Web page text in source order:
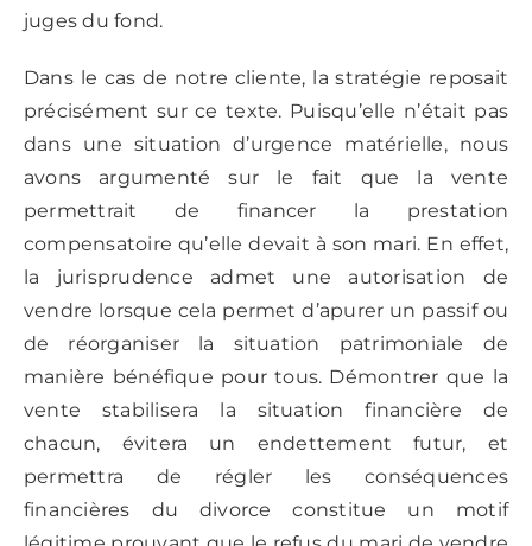
juges du fond.
Dans le cas de notre cliente, la stratégie reposait
précisément sur ce texte. Puisqu’elle n’était pas
dans une situation d’urgence matérielle, nous
avons argumenté sur le fait que la vente
permettrait de financer la prestation
compensatoire qu’elle devait à son mari. En effet,
la jurisprudence admet une autorisation de
vendre lorsque cela permet d’apurer un passif ou
de réorganiser la situation patrimoniale de
manière bénéfique pour tous. Démontrer que la
vente stabilisera la situation financière de
chacun, évitera un endettement futur, et
permettra de régler les conséquences
financières du divorce constitue un motif